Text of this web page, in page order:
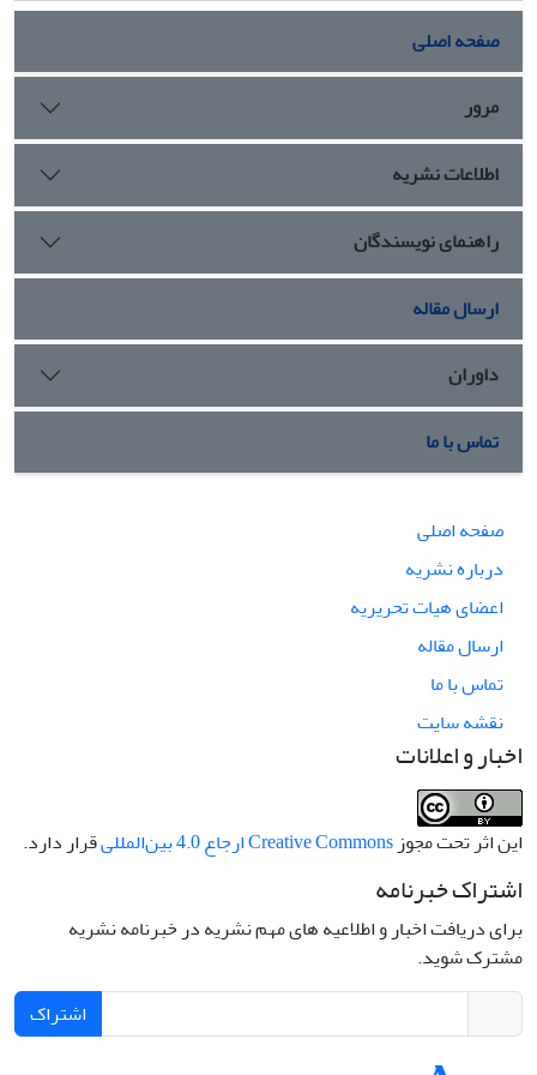
صفحه اصلی
مرور
اطلاعات نشریه
راهنمای نویسندگان
ارسال مقاله
داوران
تماس با ما
صفحه اصلی
درباره نشریه
اعضای هیات تحریریه
ارسال مقاله
تماس با ما
نقشه سایت
اخبار و اعلانات
این اثر تحت مجوزCreative Commons ارجاع 4.0 بین‌المللی قرار دارد.
اشتراک خبرنامه
برای دریافت اخبار و اطلاعیه های مهم نشریه در خبرنامه نشریه
مشترک شوید.
اشتراک